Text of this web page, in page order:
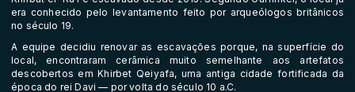
era conhecido pelo levantamento feito por arqueólogos britânicos
no século 19.
A equipe decidiu renovar as escavações porque, na superfície do
local, encontraram cerâmica muito semelhante aos artefatos
descobertos em Khirbet Qeiyafa, uma antiga cidade fortificada da
época do rei Davi — por volta do século 10 a.C.